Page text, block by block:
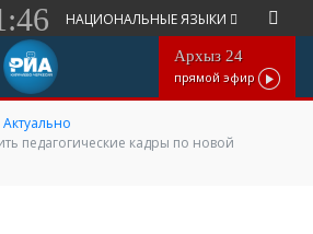
НАЦИОНАЛЬНЫЕ ЯЗЫКИ
Архыз 24
прямой эфир
Актуально
педагогические кадры по новой